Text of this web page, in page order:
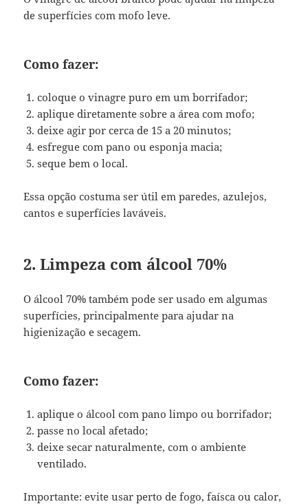
de superfícies com mofo leve.
Como fazer:
coloque o vinagre puro em um borrifador;
aplique diretamente sobre a área com mofo;
deixe agir por cerca de 15 a 20 minutos;
esfregue com pano ou esponja macia;
seque bem o local.
Essa opção costuma ser útil em paredes, azulejos,
cantos e superfícies laváveis.
2. Limpeza com álcool 70%
O álcool 70% também pode ser usado em algumas
superfícies, principalmente para ajudar na
higienização e secagem.
Como fazer:
aplique o álcool com pano limpo ou borrifador;
passe no local afetado;
deixe secar naturalmente, com o ambiente
ventilado.
Importante: evite usar perto de fogo, faísca ou calor,